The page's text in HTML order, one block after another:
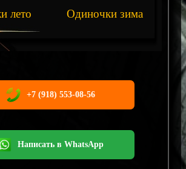
лето
Одиночки зима
+7 (918) 553-08-56
Написать в WhatsApp